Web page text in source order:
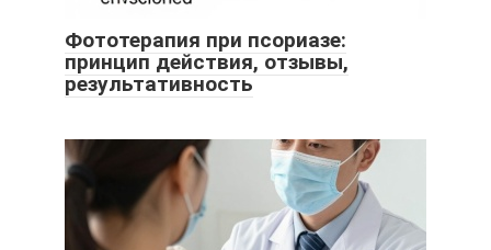
Фототерапия при псориазе:
принцип действия, отзывы,
результативность